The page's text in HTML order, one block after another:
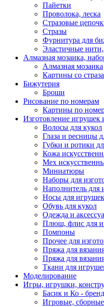
Пайетки
Проволока, леска
Стразовые
Стразы
Фурнитура для
Эластичные нити,
Алмазная мозаика,
Алмазная мозаика
Картины co
Бижутерия
Броши
Рисование по номерам
Картины по
Изготовление игрушек
Волосы для кукол
Глаза и ресницы
Губки и ротики
Кожа
Мех
Миниатюры
Наборы для
Наполнитель для
Носы для игрушек
Обувь для кукол
Одежда и
Плюш, флис для
Помпоны
Прочее для
Пряжа для
Пряжа для
Ткани для
Моделирование
Игры, игрушки,
Басик и Ко -
Игровые,